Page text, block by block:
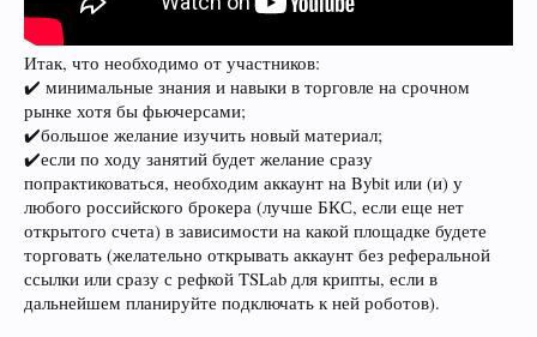
Итак, что необходимо от участников:
✔️ минимальные знания и навыки в торговле на срочном
рынке хотя бы фьючерсами;
✔️большое желание изучить новый материал;
✔️если по ходу занятий будет желание сразу
попрактиковаться, необходим аккаунт на Bybit или (и) у
любого российского брокера (лучше БКС, если еще нет
открытого счета) в зависимости на какой площадке будете
торговать (желательно открывать аккаунт без реферальной
ссылки или сразу с рефкой TSLab для крипты, если в
дальнейшем планируйте подключать к ней роботов).